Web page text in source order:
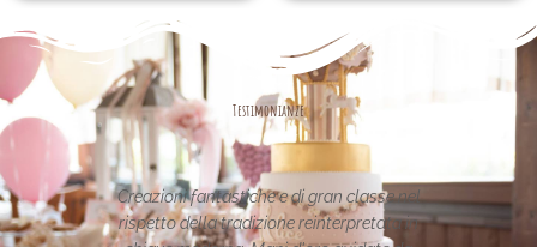
Testimonianze
classe nel
in
Le creazioni sono fantastiche e
uniche..raffinate eleganti....complimenti